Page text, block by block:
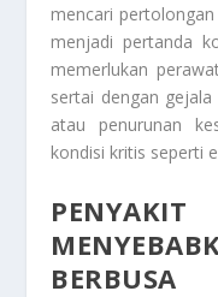
mencari
menjadi pertanda
memerlukan
sertai dengan
atau penurunan
kondisi kritis seperti
BERBUSA